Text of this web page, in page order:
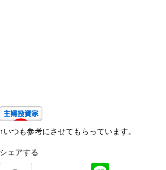
↑いつも参考にさせてもらっています。
シェアする